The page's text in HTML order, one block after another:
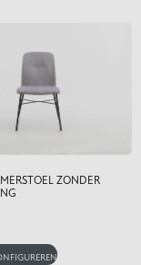
ZONDER